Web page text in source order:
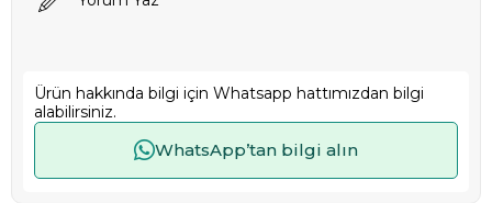
Ürün hakkında bilgi için Whatsapp hattımızdan bilgi
alabilirsiniz.
WhatsApp’tan bilgi alın